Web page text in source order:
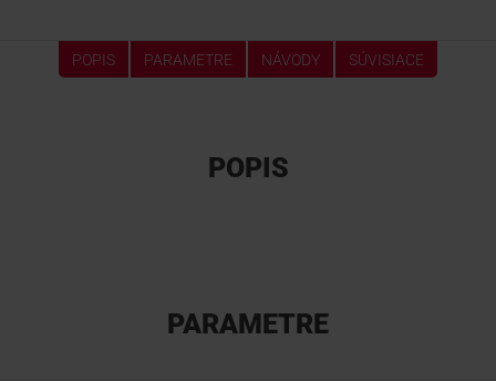
POPIS PARAMETRE NÁVODY SÚVISIACE
POPIS
PARAMETRE